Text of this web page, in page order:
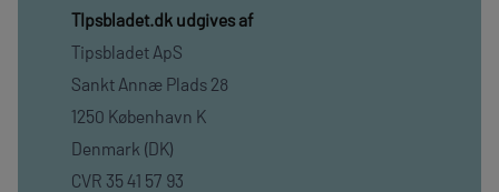
TIpsbladet.dk udgives af
Tipsbladet ApS
Sankt Annæ Plads 28
1250 København K
Denmark (DK)
CVR 35 41 57 93